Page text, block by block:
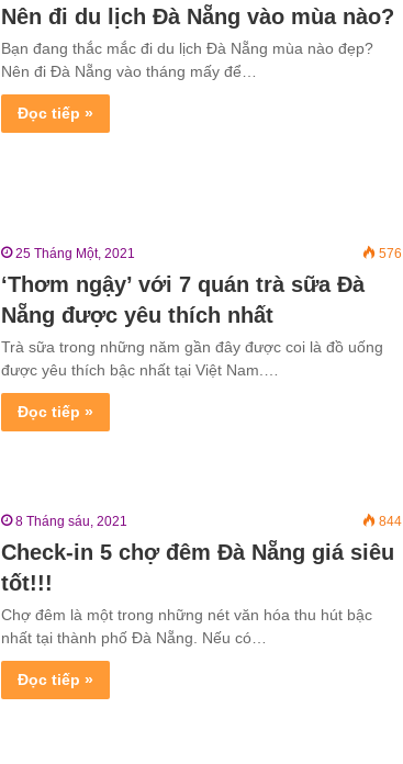
Nên đi du lịch Đà Nẵng vào mùa nào?
Bạn đang thắc mắc đi du lịch Đà Nẵng mùa nào đẹp?
Nên đi Đà Nẵng vào tháng mấy để…
Đọc tiếp »
25 Tháng Một, 2021 576
‘Thơm ngậy’ với 7 quán trà sữa Đà
Nẵng được yêu thích nhất
Trà sữa trong những năm gần đây được coi là đồ uống
được yêu thích bậc nhất tại Việt Nam.…
Đọc tiếp »
8 Tháng sáu, 2021 844
Check-in 5 chợ đêm Đà Nẵng giá siêu
tốt!!!
Chợ đêm là một trong những nét văn hóa thu hút bậc
nhất tại thành phố Đà Nẵng. Nếu có…
Đọc tiếp »